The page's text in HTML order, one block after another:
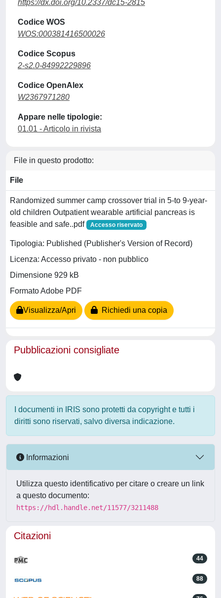
https://dx.doi.org/10.2337/dc15-2815
Codice WOS
WOS:000381416500026
Codice Scopus
2-s2.0-84992229896
Codice OpenAlex
W2367971280
Appare nelle tipologie:
01.01 - Articolo in rivista
File in questo prodotto:
File
Randomized summer camp crossover trial in 5-to 9-year-
old children Outpatient wearable artificial pancreas is
feasible and safe..pdf
Accesso riservato
Tipologia: Published (Publisher's Version of Record)
Licenza: Accesso privato - non pubblico
Dimensione 929 kB
Formato Adobe PDF
Visualizza/Apri Richiedi una copia
Pubblicazioni consigliate
I documenti in IRIS sono protetti da copyright e tutti i
diritti sono riservati, salvo diversa indicazione.
Informazioni
Utilizza questo identificativo per citare o creare un link
a questo documento:
https://hdl.handle.net/11577/3211488
Citazioni
44
88